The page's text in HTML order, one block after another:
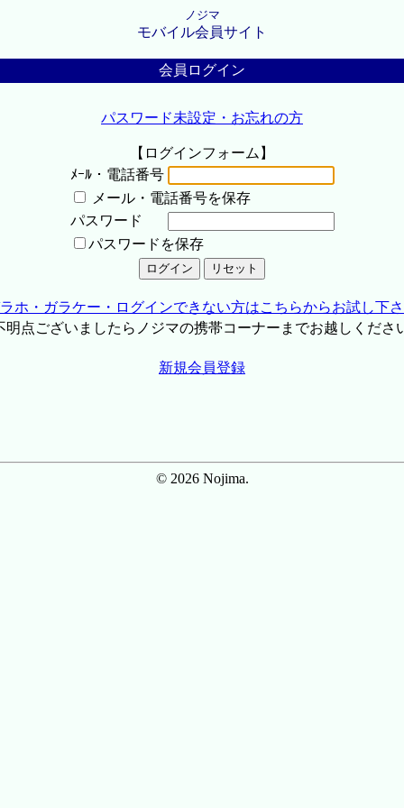
ノジマ
モバイル会員サイト
会員ログイン
パスワード未設定・お忘れの方
【ログインフォーム】
ﾒｰﾙ・電話番号
メール・電話番号を保存
パスワード
パスワードを保存
ホ・ガラケー・ログインできない方はこちらからお試し下
点ございましたらノジマの携帯コーナーまでお越しくださ
新規会員登録
© 2026 Nojima.